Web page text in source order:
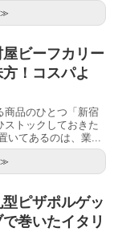
屋ビーフカリー
！コスパよ
商品のひとつ「新宿
ストックしておきた
いてあるのは、業...
型ピザポルゲッ
巻いたイタリ